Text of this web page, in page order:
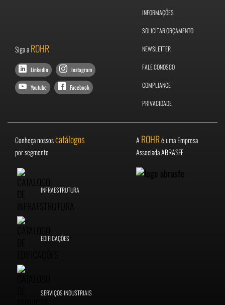
Siga aROHR
Linkedin Instagram
Youtube Facebook
INFORMAÇÕES
SOLICITAR ORÇAMENTO
NEWSLETTER
FALE CONOSCO
COMPLIANCE
PRIVACIDADE
Conheça nossoscatálogos
por segmento
INFRAESTRUTURA
EDIFICAÇÕES
SERVIÇOS INDUSTRIAIS
A ROHRé uma Empresa
Associada ABRASFE